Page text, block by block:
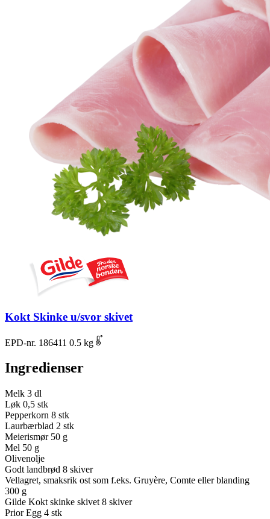
Kokt Skinke u/svor skivet
EPD-nr. 186411 0.5 kg
Ingredienser
Melk 3 dl
Løk 0,5 stk
Pepperkorn 8 stk
Laurbærblad 2 stk
Meierismør 50 g
Mel 50 g
Olivenolje
Godt landbrød 8 skiver
Vellagret, smaksrik ost som f.eks. Gruyère, Comte eller blanding
300 g
Gilde Kokt skinke skivet 8 skiver
Prior Egg 4 stk